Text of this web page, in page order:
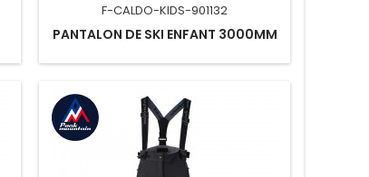
F-CALDO-KIDS-901132
PANTALON DE SKI ENFANT 3000MM